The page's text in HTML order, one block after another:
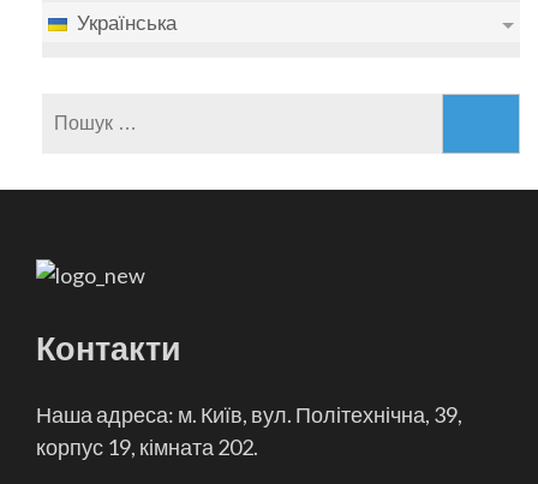
Українська
Контакти
Наша адреса: м. Київ, вул. Політехнічна, 39,
корпус 19, кімната 202.